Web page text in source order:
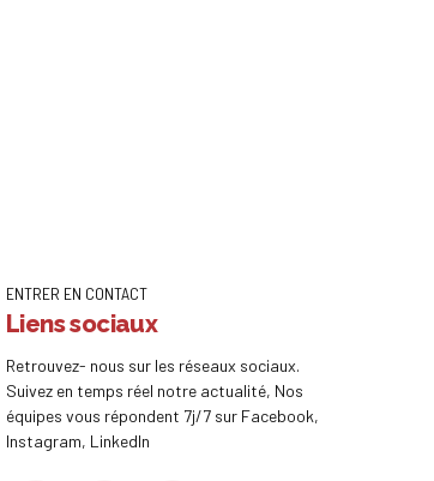
ENTRER EN CONTACT
Liens sociaux
Retrouvez- nous sur les réseaux sociaux.
Suivez en temps réel notre actualité, Nos
équipes vous répondent 7j/7 sur Facebook,
Instagram, LinkedIn